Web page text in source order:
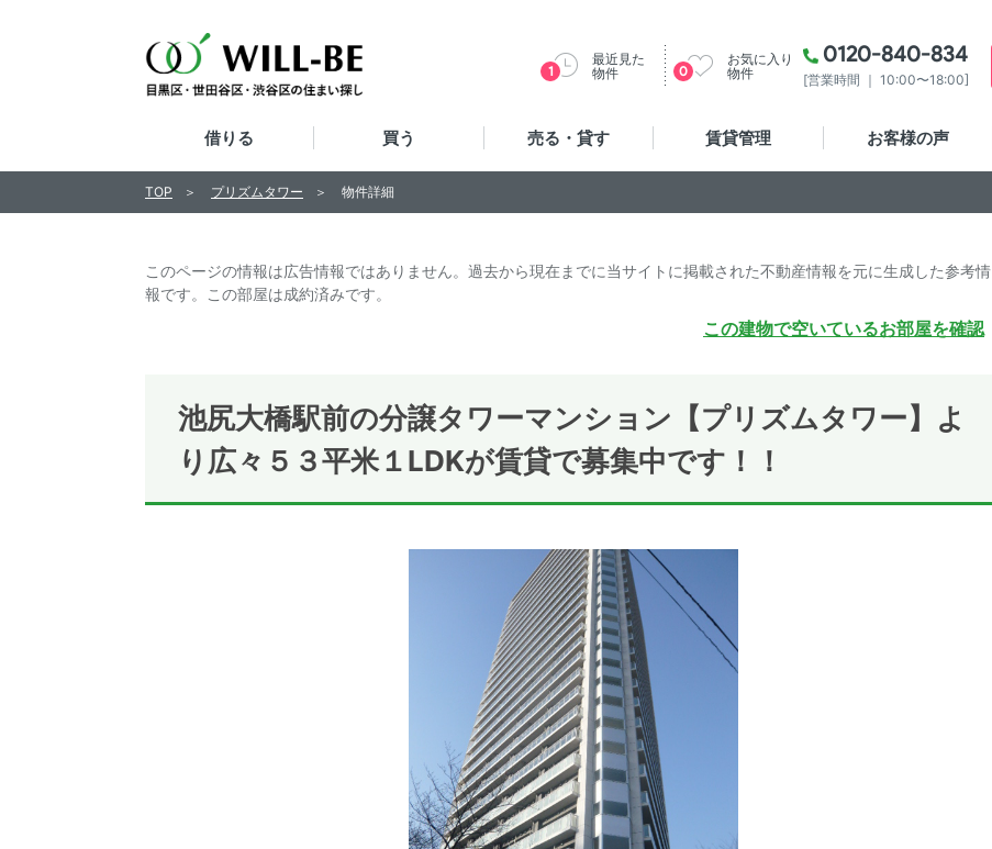
0120-840-834
[営業時間 ｜ 10:00〜18:00]
最近見た
物件
1
お気に入り
物件
0
借りる 買う 売る・貸す 賃貸管理 お客様の声
このページの情報は広告情報ではありません。過去から現在までに当サイトに掲載された不動産情報を元に生成した参考情
報です。この部屋は成約済みです。
この建物で空いているお部屋を確認
池尻大橋駅前の分譲タワーマンション【プリズムタワー】よ
り広々５３平米１LDKが賃貸で募集中です！！
TOP プリズムタワー 物件詳細